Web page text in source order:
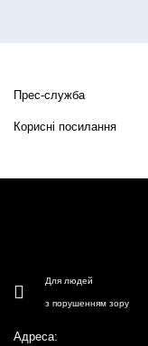
Прес-служба
Корисні посилання
Для людей
з порушенням зору
Адреса: